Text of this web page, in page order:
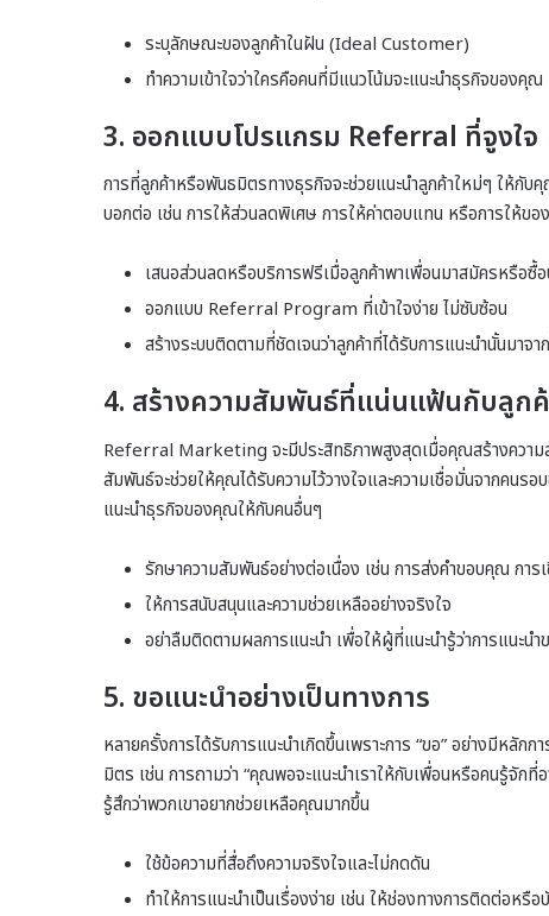
ระบุลักษณะของลูกค้าในฝัน (Ideal Customer)
ทำความเข้าใจว่าใครคือคนที่มีแนวโน้มจะแนะนำธุรกิจของคุณ
3. ออกแบบโปรแกรม Referral ที่จูงใจ
การที่ลูกค้าหรือพันธมิตรทางธุรกิจจะช่วยแนะนำลูกค้าใหม่ๆ ให้กั
บอกต่อ เช่น การให้ส่วนลดพิเศษ การให้ค่าตอบแทน หรือการให้ข
เสนอส่วนลดหรือบริการฟรีเมื่อลูกค้าพาเพื่อนมาสมัครหรือซื้
ออกแบบ Referral Program ที่เข้าใจง่าย ไม่ซับซ้อน
สร้างระบบติดตามที่ชัดเจนว่าลูกค้าที่ได้รับการแนะนำนั้นมาจา
4. สร้างความสัมพันธ์ที่แน่นแฟ้นกับลูก
Referral Marketing จะมีประสิทธิภาพสูงสุดเมื่อคุณสร้างความ
สัมพันธ์จะช่วยให้คุณได้รับความไว้วางใจและความเชื่อมั่นจากคนรอ
แนะนำธุรกิจของคุณให้กับคนอื่นๆ
รักษาความสัมพันธ์อย่างต่อเนื่อง เช่น การส่งคำขอบคุณ การ
ให้การสนับสนุนและความช่วยเหลืออย่างจริงใจ
อย่าลืมติดตามผลการแนะนำ เพื่อให้ผู้ที่แนะนำรู้ว่าการแนะน
5. ขอแนะนำอย่างเป็นทางการ
หลายครั้งการได้รับการแนะนำเกิดขึ้นเพราะการ “ขอ” อย่างมีหลัก
มิตร เช่น การถามว่า “คุณพอจะแนะนำเราให้กับเพื่อนหรือคนรู้จักที่
รู้สึกว่าพวกเขาอยากช่วยเหลือคุณมากขึ้น
ใช้ข้อความที่สื่อถึงความจริงใจและไม่กดดัน
ทำให้การแนะนำเป็นเรื่องง่าย เช่น ให้ช่องทางการติดต่อหรือ